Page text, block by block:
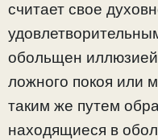
считает свое
обольщен
ложного покоя или
таким же путем
находящиеся в